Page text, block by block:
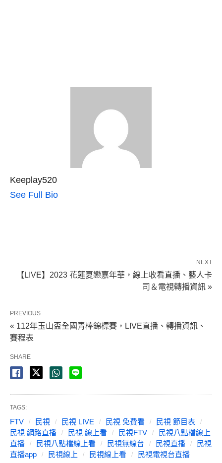
Keeplay520
See Full Bio
NEXT
【LIVE】2023 花蓮夏戀嘉年華，線上收看直播、藝人卡
司＆電視轉播資訊 »
PREVIOUS
« 112年玉山盃全國青棒錦標賽，LIVE直播、轉播資訊、
賽程表
SHARE
TAGS:
FTV 民視 民視 LIVE 民視 免費看
民視 節目表
民視 網路直播
民視 線上看 民視FTV
民視八點檔線上
直播
民視八點檔線上看 民視無線台 民視直播
民視
直播app
民視線上 民視線上看 民視電視台直播